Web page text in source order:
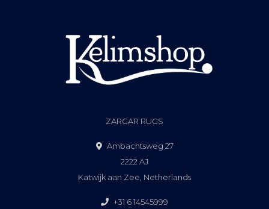
ZARGAR RUGS
Ambachtsweg 27
2222 AJ
Katwijk aan Zee, Netherlands
+31 6 14545999